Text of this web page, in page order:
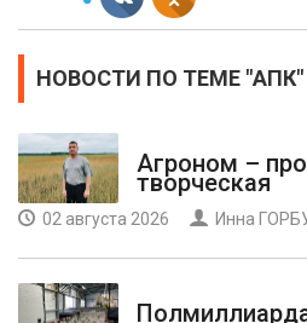
НОВОСТИ ПО ТЕМЕ "АПК"
Агроном –
творческая
02 августа 2026 Инна